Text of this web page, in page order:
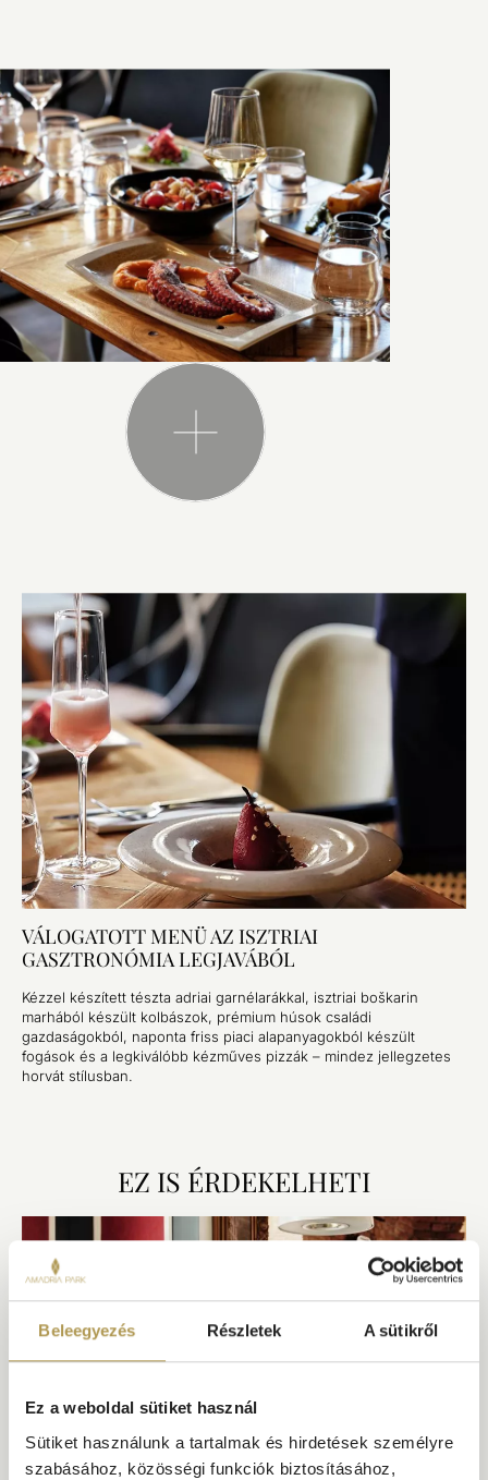
Beleegyezés Részletek A sütikről
Ez a weboldal sütiket használ
Sütiket használunk a tartalmak és hirdetések személyre
szabásához, közösségi funkciók biztosításához,
VÁLOGATOTT MENÜ AZ ISZTRIAI
GASZTRONÓMIA LEGJAVÁBÓL
Kézzel készített tészta adriai garnélarákkal, isztriai boškarin
marhából készült kolbászok, prémium húsok családi
gazdaságokból, naponta friss piaci alapanyagokból készült
fogások és a legkiválóbb kézműves pizzák – mindez jellegzetes
horvát stílusban.
EZ IS ÉRDEKELHETI